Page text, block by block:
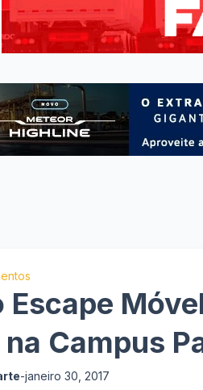
Escape
Campus
-janeiro 30, 2017